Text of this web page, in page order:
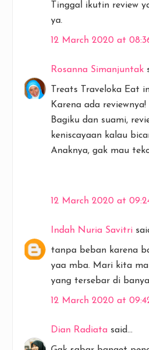
Tinggal ikutin review
ya.
12 March 2020 at
Rosanna Simanjuntak
Treats Traveloka Eat
Karena ada reviewnya!
Bagiku dan suami,
keniscayaan kalau
Anaknya, gak mau
12 March 2020 at
Indah Nuria Savitri
tanpa beban karena
yaa mba. Mari kita
yang tersebar di
12 March 2020 at
Dian Radiata said...